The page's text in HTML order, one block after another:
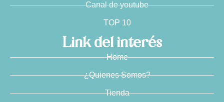
Canal de youtube
TOP 10
Link del interés
Home
¿Quienes Somos?
Tienda